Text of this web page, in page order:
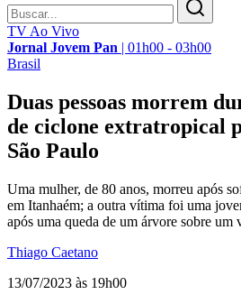
TV Ao Vivo
Jornal Jovem Pan | 01h00 - 03h00
Brasil
Duas pessoas morrem
de ciclone extratropical
São Paulo
Uma mulher, de 80 anos, morreu após
em Itanhaém; a outra vítima foi uma
após uma queda de um árvore sobre um
Thiago Caetano
13/07/2023 às 19h00